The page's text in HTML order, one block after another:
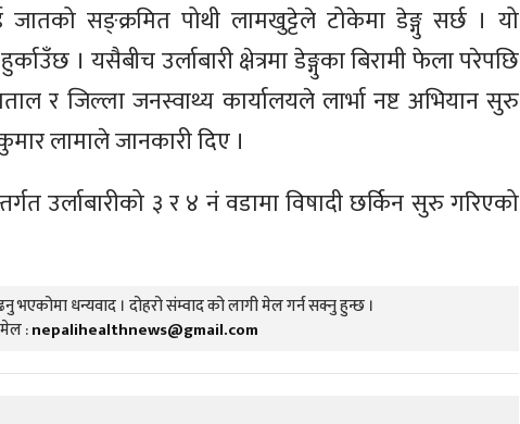
सङ्क्रमित पोथी लामखुट्टेले टोकेमा डेङ्गु सर्छ । यो
। यसैबीच उर्लाबारी क्षेत्रमा डेङ्गुका बिरामी फेला परेपछि
र जिल्ला जनस्वाथ्य कार्यालयले लार्भा नष्ट अभियान सुरु
लामाले जानकारी दिए ।
उर्लाबारीको ३ र ४ नं वडामा विषादी छर्किन सुरु गरिएको
भएकोमा धन्यवाद । दोहरो संम्वाद को लागी मेल गर्न सक्नु हुन्छ ।
:nepalihealthnews@gmail.com